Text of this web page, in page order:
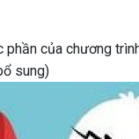
phần của chương
sung)